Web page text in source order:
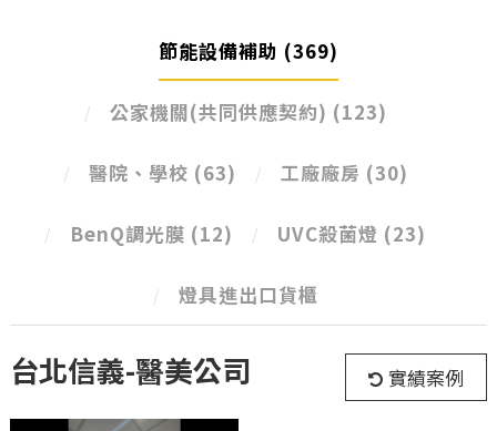
節能設備補助 (369)
公家機關(共同供應契約) (123)
醫院、學校 (63) 工廠廠房 (30)
BenQ調光膜 (12) UVC殺菌燈 (23)
燈具進出口貨櫃
台北信義-醫美公司 實績案例